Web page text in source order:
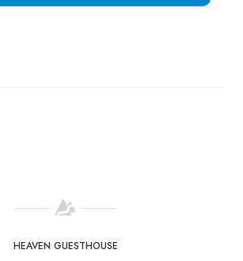
HEAVEN GUESTHOUSE